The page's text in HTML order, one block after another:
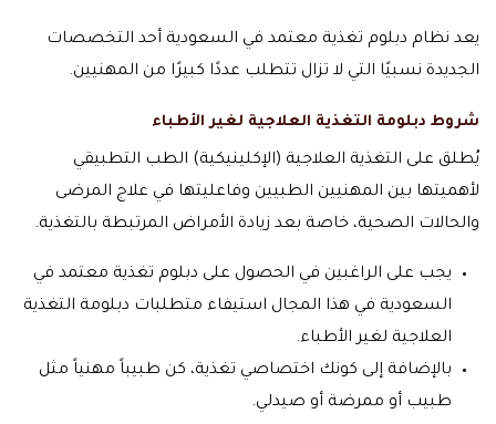
يعد نظام دبلوم تغذية معتمد في السعودية أحد التخصصات
الجديدة نسبيًا التي لا تزال تتطلب عددًا كبيرًا من المهنيين.
شروط دبلومة التغذية العلاجية لغير الأطباء
يُطلق على التغذية العلاجية (الإكلينيكية) الطب التطبيقي
لأهميتها بين المهنيين الطبيين وفاعليتها في علاج المرضى
والحالات الصحية، خاصة بعد زيادة الأمراض المرتبطة بالتغذية.
يجب على الراغبين في الحصول على دبلوم تغذية معتمد في
السعودية في هذا المجال استيفاء متطلبات دبلومة التغذية
العلاجية لغير الأطباء.
بالإضافة إلى كونك اختصاصي تغذية، كن طبيباً مهنياً مثل
طبيب أو ممرضة أو صيدلي.